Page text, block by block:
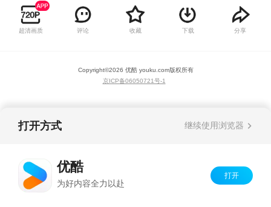
多平方公里的湿地公园里，广袤的沼泽和草地上
栖居着上百种野生动物，更有上千种草本植物在
此生长。与此同时，这里更是会吸引近五百个物
予罗讷河三角洲以盎然的生机和无限魅力，给这
片土地带来一派世外桃源的美感。
超清画质 评论 收藏 下载 分享
Copyright©2026 优酷 youku.com版权所有
京ICP备06050721号-1
打开方式 继续使用浏览器
优酷
为好内容全力以赴
打开